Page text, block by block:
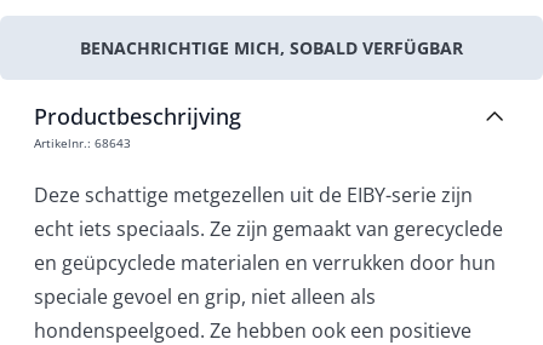
BENACHRICHTIGE MICH, SOBALD VERFÜGBAR
Productbeschrijving
Artikelnr.: 68643
Deze schattige metgezellen uit de EIBY-serie zijn
echt iets speciaals. Ze zijn gemaakt van gerecyclede
en geüpcyclede materialen en verrukken door hun
speciale gevoel en grip, niet alleen als
hondenspeelgoed. Ze hebben ook een positieve